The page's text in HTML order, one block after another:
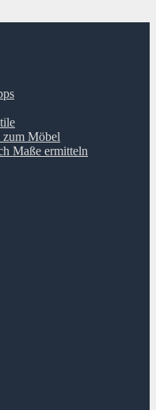
Möbel
Maße ermitteln